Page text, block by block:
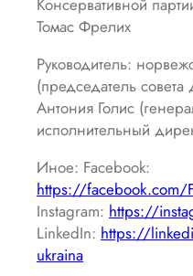
Консервативной
Томас Фрелих
Руководитель:
(председатель
Антония Голис
исполнительный
Иное: Facebook:
https://facebook.com/
Instagram: https://
LinkedIn: https://
ukraina